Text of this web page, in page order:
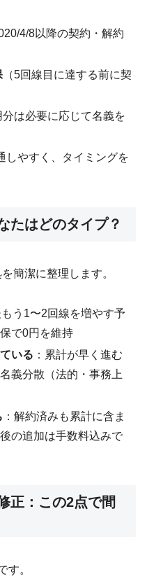
4/8以降の契約・解約
（5回線目に達する前に契
は必要に応じて名義を
しやすく、タイミングを
たはどのタイプ？
簡潔に整理します。
もう1〜2回線を増やす予
で0円を維持
いる ：累計が早く進む
義分散（法的・事務上
：解約済みも累計に含ま
の追加は手数料込みで
正：この2点で間
す。